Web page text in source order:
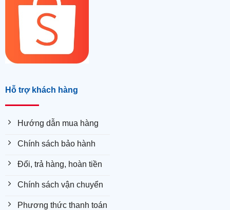
Hỗ trợ khách hàng
Hướng dẫn mua hàng
Chính sách bảo hành
Đổi, trả hàng, hoàn tiền
Chính sách vận chuyển
Phương thức thanh toán